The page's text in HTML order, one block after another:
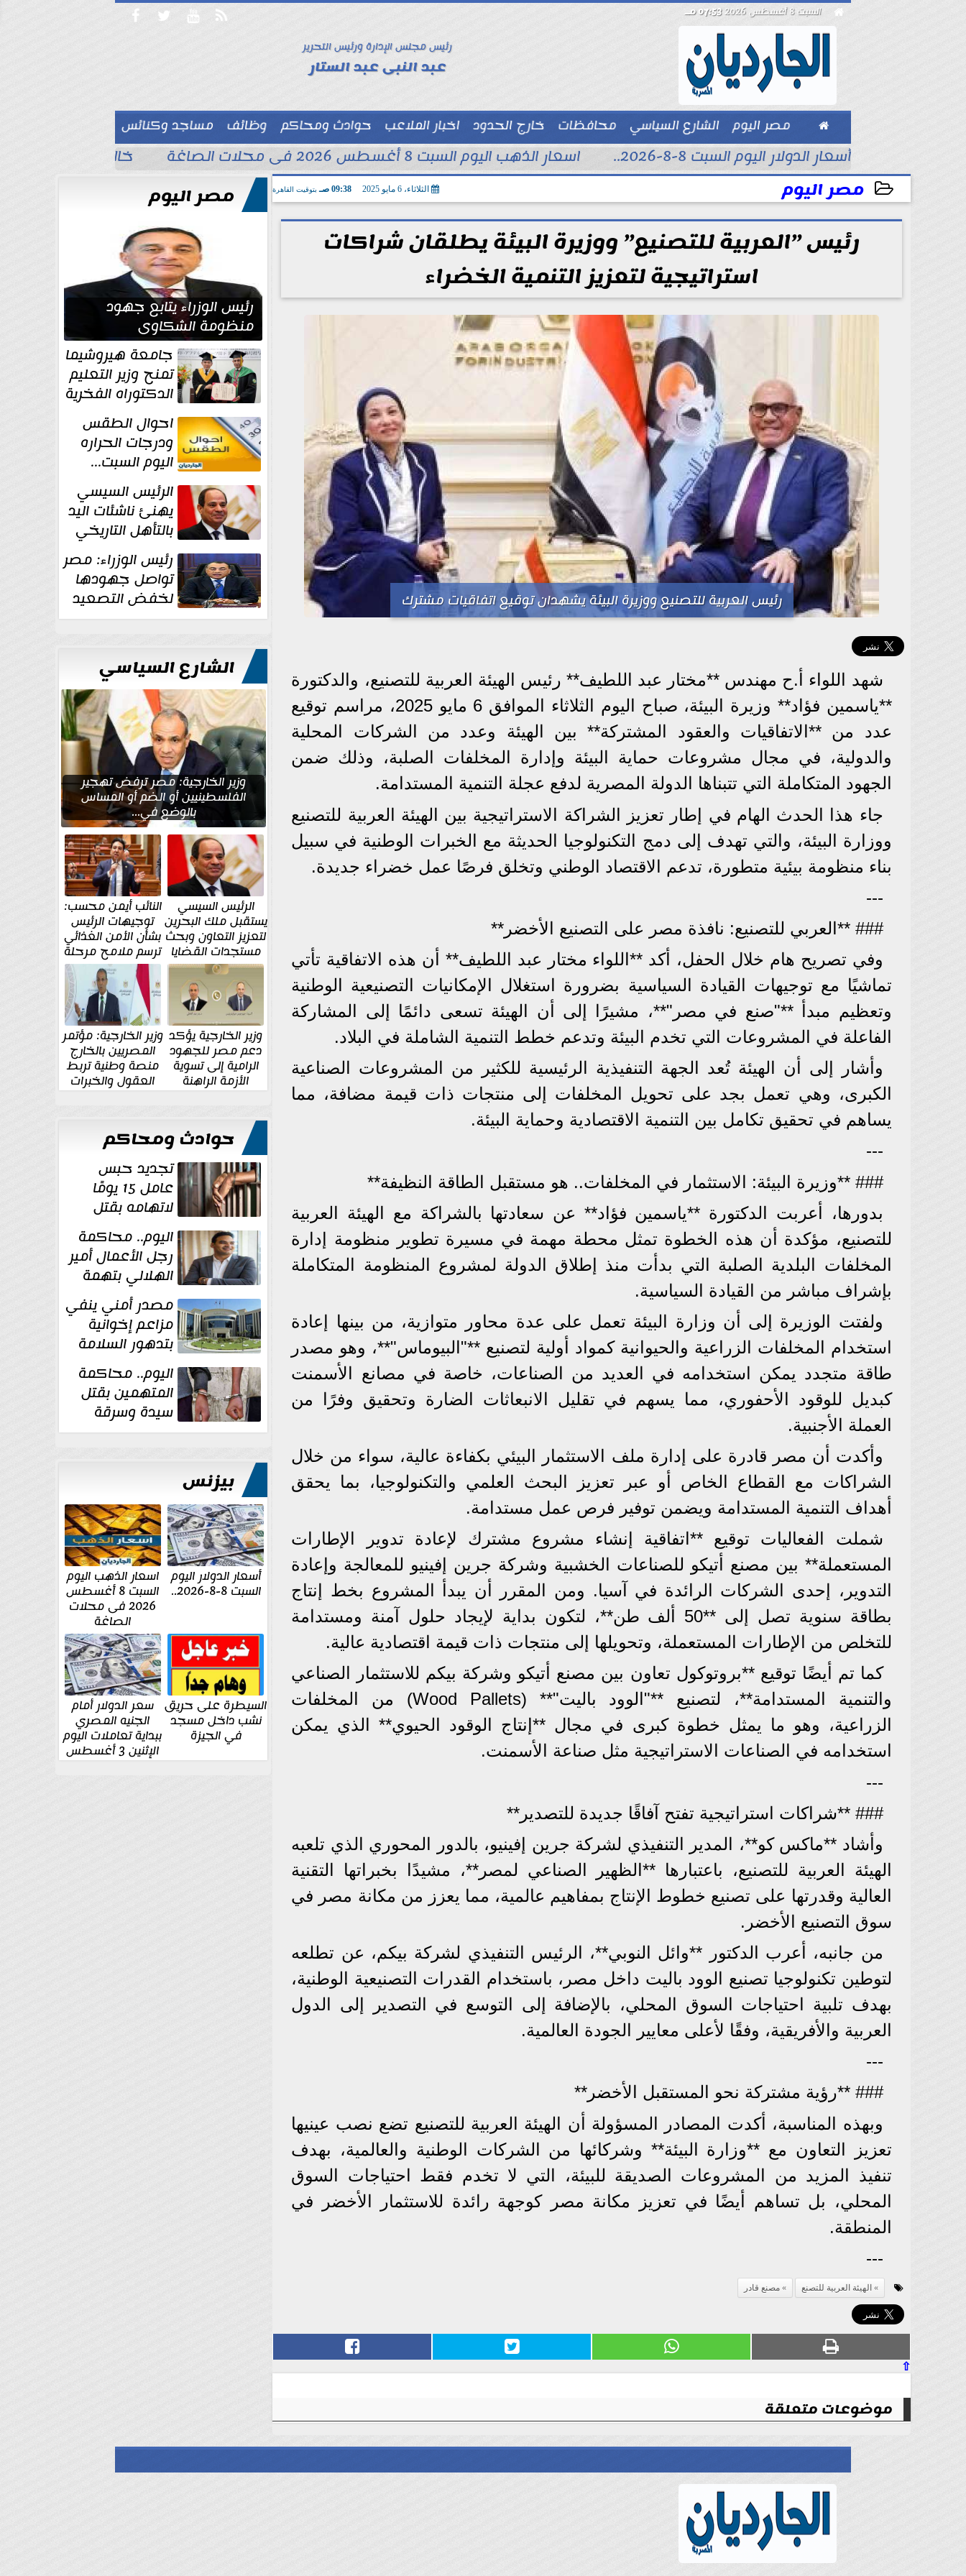
   
 السبت 8 أغسطس 2026 07:53 مـ
رئيس مجلس الإدارة ورئيس التحرير
عبد النبى عبد الستار
 مصر اليوم الشارع السياسي محافظات خارج الحدود اخبار الملاعب حوادث ومحاكم وظائف
مساجد وكنائس
بيزنس
توك شو  أسعار الدولار اليوم السبت 8-8-2026.. اسعار الذهب اليوم السبت 8 أغسطس 2026 فى محلات الصاغة خالد الغندور يطلب
مصر اليوم الثلاثاء، 6 مايو 2025 09:38 صـ بتوقيت القاهرة
2025-05-06 09:38:39
رئيس ”العربية للتصنيع” ووزيرة البيئة يطلقان شراكات
استراتيجية لتعزيز التنمية الخضراء
رئيس العربية للتصنيع ووزيرة البيئة يشهدان توقيع اتفاقيات مشترك
شهد اللواء أ.ح مهندس **مختار عبد اللطيف** رئيس الهيئة العربية للتصنيع، والدكتورة
**ياسمين فؤاد** وزيرة البيئة، صباح اليوم الثلاثاء الموافق 6 مايو 2025، مراسم توقيع
عدد من **الاتفاقيات والعقود المشتركة** بين الهيئة وعدد من الشركات المحلية
والدولية، في مجال مشروعات حماية البيئة وإدارة المخلفات الصلبة، وذلك ضمن
الجهود المتكاملة التي تتبناها الدولة المصرية لدفع عجلة التنمية المستدامة.
جاء هذا الحدث الهام في إطار تعزيز الشراكة الاستراتيجية بين الهيئة العربية للتصنيع
ووزارة البيئة، والتي تهدف إلى دمج التكنولوجيا الحديثة مع الخبرات الوطنية في سبيل
بناء منظومة بيئية متطورة، تدعم الاقتصاد الوطني وتخلق فرصًا عمل خضراء جديدة.
---
### **العربي للتصنيع: نافذة مصر على التصنيع الأخضر**
وفي تصريح هام خلال الحفل، أكد **اللواء مختار عبد اللطيف** أن هذه الاتفاقية تأتي
تماشيًا مع توجيهات القيادة السياسية بضرورة استغلال الإمكانيات التصنيعية الوطنية
وتعظيم مبدأ **"صنع في مصر"**، مشيرًا إلى أن الهيئة تسعى دائمًا إلى المشاركة
الفاعلة في المشروعات التي تخدم البيئة وتدعم خطط التنمية الشاملة في البلاد.
وأشار إلى أن الهيئة تُعد الجهة التنفيذية الرئيسية للكثير من المشروعات الصناعية
الكبرى، وهي تعمل بجد على تحويل المخلفات إلى منتجات ذات قيمة مضافة، مما
يساهم في تحقيق تكامل بين التنمية الاقتصادية وحماية البيئة.
---
### **وزيرة البيئة: الاستثمار في المخلفات.. هو مستقبل الطاقة النظيفة**
بدورها، أعربت الدكتورة **ياسمين فؤاد** عن سعادتها بالشراكة مع الهيئة العربية
للتصنيع، مؤكدة أن هذه الخطوة تمثل محطة مهمة في مسيرة تطوير منظومة إدارة
المخلفات البلدية الصلبة التي بدأت منذ إطلاق الدولة لمشروع المنظومة المتكاملة
بإشراف مباشر من القيادة السياسية.
ولفتت الوزيرة إلى أن وزارة البيئة تعمل على عدة محاور متوازية، من بينها إعادة
استخدام المخلفات الزراعية والحيوانية كمواد أولية لتصنيع **"البيوماس"**، وهو مصدر
طاقة متجدد يمكن استخدامه في العديد من الصناعات، خاصة في مصانع الأسمنت
كبديل للوقود الأحفوري، مما يسهم في تقليل الانبعاثات الضارة وتحقيق وفرًا من
العملة الأجنبية.
وأكدت أن مصر قادرة على إدارة ملف الاستثمار البيئي بكفاءة عالية، سواء من خلال
الشراكات مع القطاع الخاص أو عبر تعزيز البحث العلمي والتكنولوجيا، بما يحقق
أهداف التنمية المستدامة ويضمن توفير فرص عمل مستدامة.
شملت الفعاليات توقيع **اتفاقية إنشاء مشروع مشترك لإعادة تدوير الإطارات
المستعملة** بين مصنع أتيكو للصناعات الخشبية وشركة جرين إفينيو للمعالجة وإعادة
التدوير، إحدى الشركات الرائدة في آسيا. ومن المقرر أن يبدأ المشروع بخط إنتاج
بطاقة سنوية تصل إلى **50 ألف طن**، لتكون بداية لإيجاد حلول آمنة ومستدامة
للتخلص من الإطارات المستعملة، وتحويلها إلى منتجات ذات قيمة اقتصادية عالية.
كما تم أيضًا توقيع **بروتوكول تعاون بين مصنع أتيكو وشركة بيكم للاستثمار الصناعي
والتنمية المستدامة**، لتصنيع **"الوود باليت"** (Wood Pallets) من المخلفات
الزراعية، وهو ما يمثل خطوة كبرى في مجال **إنتاج الوقود الحيوي** الذي يمكن
استخدامه في الصناعات الاستراتيجية مثل صناعة الأسمنت.
---
### **شراكات استراتيجية تفتح آفاقًا جديدة للتصدير**
وأشاد **ماكس كو**، المدير التنفيذي لشركة جرين إفينيو، بالدور المحوري الذي تلعبه
الهيئة العربية للتصنيع، باعتبارها **الظهير الصناعي لمصر**، مشيدًا بخبراتها التقنية
العالية وقدرتها على تصنيع خطوط الإنتاج بمفاهيم عالمية، مما يعزز من مكانة مصر في
سوق التصنيع الأخضر.
من جانبه، أعرب الدكتور **وائل النوبي**، الرئيس التنفيذي لشركة بيكم، عن تطلعه
لتوطين تكنولوجيا تصنيع الوود باليت داخل مصر، باستخدام القدرات التصنيعية الوطنية،
بهدف تلبية احتياجات السوق المحلي، بالإضافة إلى التوسع في التصدير إلى الدول
العربية والأفريقية، وفقًا لأعلى معايير الجودة العالمية.
---
### **رؤية مشتركة نحو المستقبل الأخضر**
وبهذه المناسبة، أكدت المصادر المسؤولة أن الهيئة العربية للتصنيع تضع نصب عينيها
تعزيز التعاون مع **وزارة البيئة** وشركائها من الشركات الوطنية والعالمية، بهدف
تنفيذ المزيد من المشروعات الصديقة للبيئة، التي لا تخدم فقط احتياجات السوق
المحلي، بل تساهم أيضًا في تعزيز مكانة مصر كوجهة رائدة للاستثمار الأخضر في
المنطقة.
---
الهيئة العربية للتصنع مصنع قادر
⇧
موضوعات متعلقة
مصر اليوم
رئيس الوزراء يتابع جهود
منظومة الشكاوى
الحكومية خلال يوليو
الماضي جامعة هيروشيما
تمنح وزير التعليم
الدكتوراه الفخرية
تقديرا لما حققه
احوال الطقس
ودرجات الحراره
اليوم السبت...
العظمى في
القاهره 36 درجة الرئيس السيسي
يهنئ ناشئات اليد
بالتأهل التاريخي
إلى نصف نهائي
كأس العالم رئيس الوزراء: مصر
تواصل جهودها
لخفض التصعيد
والحفاظ على
الشارع السياسي
وزير الخارجية: مصر ترفض تهجير
الفلسطينيين أو الضم أو المساس
بالوضع في...
الرئيس السيسي
يستقبل ملك البحرين
لتعزيز التعاون وبحث
مستجدات القضايا
الإقليمية والدولية
النائب أيمن محسب:
توجيهات الرئيس
بشأن الأمن الغذائي
ترسم ملامح مرحلة
جديدة
وزير الخارجية يؤكد
دعم مصر للجهود
الرامية إلى تسوية
الأزمة الراهنة
وزير الخارجية: مؤتمر
المصريين بالخارج
منصة وطنية تربط
العقول والخبرات
المصرية بالدولة
حوادث ومحاكم
تجديد حبس
عامل 15 يومًا
لاتهامه بقتل
زوجته طعنًا
داخل مسكنهما بشبرا...
اليوم.. محاكمة
رجل الأعمال أمير
الهلالي بتهمة
غسل الأموال
مصدر أمني ينفي
مزاعم إخوانية
بتدهور السلامة
الإنشائية لأحد
مراكز الإصلاح والتأهيل
اليوم.. محاكمة
المتهمين بقتل
سيدة وسرقة
ذهبها في بولاق
بيزنس
أسعار الدولار اليوم
السبت 8-8-2026..
اسعار الذهب اليوم
السبت 8 أغسطس
2026 فى محلات
الصاغة
السيطرة على حريق
نشب داخل مسجد
في الجيزة
سعر الدولار أمام
الجنيه المصري
ببداية تعاملات اليوم
الإثنين 3 أغسطس